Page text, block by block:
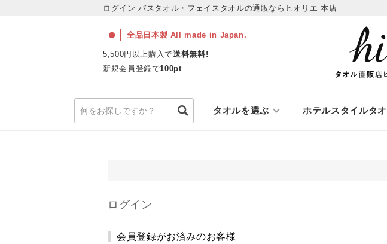
ログインバスタオル・フェイスタオルの通販ならヒオリエ 本店
全品日本製 All made in Japan.
5,500円以上購入で送料無料!
新規会員登録で100pt
タオルを選ぶ ホテルスタイルタ
ログイン
会員登録がお済みのお客様